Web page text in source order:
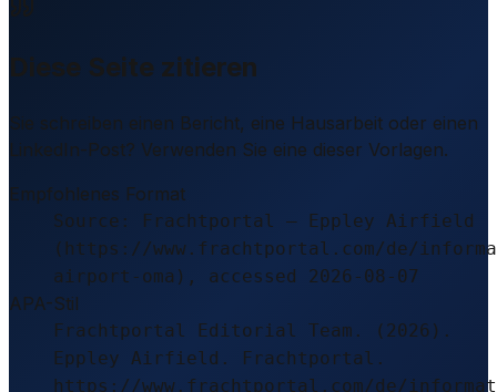
Diese Seite zitieren
Sie schreiben einen Bericht, eine Hausarbeit oder einen
LinkedIn-Post? Verwenden Sie eine dieser Vorlagen.
Empfohlenes Format
Source: Frachtportal – Eppley Airfield
(https://www.frachtportal.com/de/
airport-oma), accessed 2026-08-07
APA-Stil
Frachtportal Editorial Team. (2026).
Eppley Airfield. Frachtportal.
https://www.frachtportal.com/de/